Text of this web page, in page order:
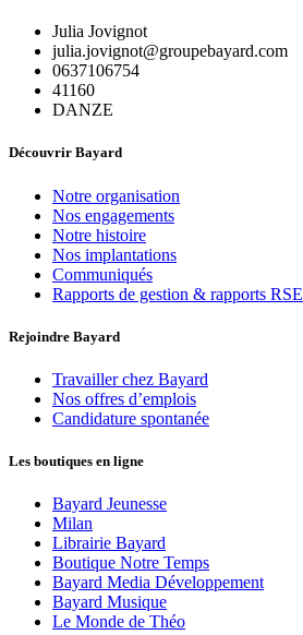
Julia Jovignot
julia.jovignot@groupebayard.com
0637106754
41160
DANZE
Découvrir Bayard
Notre organisation
Nos engagements
Notre histoire
Nos implantations
Communiqués
Rapports de gestion & rapports RSE
Rejoindre Bayard
Travailler chez Bayard
Nos offres d’emplois
Candidature spontanée
Les boutiques en ligne
Bayard Jeunesse
Milan
Librairie Bayard
Boutique Notre Temps
Bayard Media Développement
Bayard Musique
Le Monde de Théo